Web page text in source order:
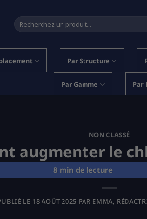
Recherche
pour :
Par Structure
Par Gamme Par
NON CLASSÉ
augmenter le
LE 18 AOÛT 2025 PAR EMMA,